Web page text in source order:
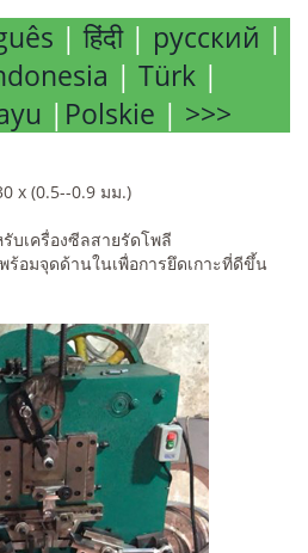
|हिंदी| русский |
| Türk |
| Polskie | >>>
x (0.5--0.9 มม.)
บเครื่องซีลสายรัดโพลี
ร้อมจุดด้านในเพื่อการยึดเกาะที่ดีขึ้น